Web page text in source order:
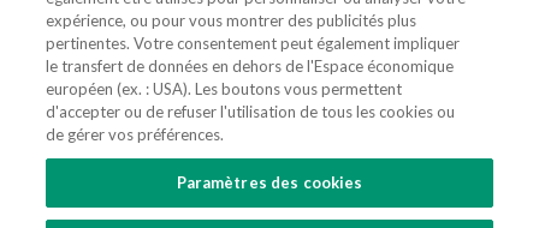
Paramètres des cookies
Utilisation Frauduleuse du Nom/Brand
SUIVEZ-NOUS
expérience, ou pour vous montrer des publicités plus
pertinentes. Votre consentement peut également impliquer
le transfert de données en dehors de l'Espace économique
européen (ex. : USA). Les boutons vous permettent
d'accepter ou de refuser l'utilisation de tous les cookies ou
de gérer vos préférences.
Paramètres des cookies